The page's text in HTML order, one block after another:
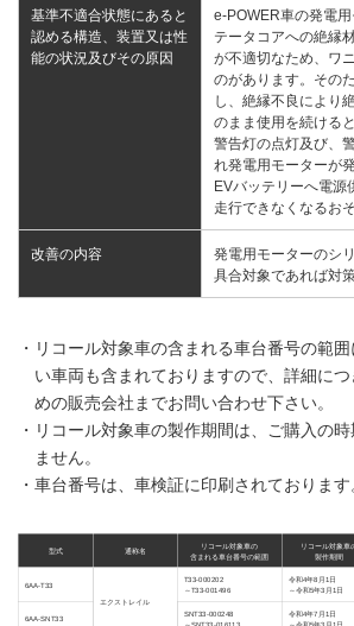
基準不適合状態にあると
認める構造、装置又は性
能の状況及びその原因
e-POWER車の発電
テータコアへの絶縁
が不適切なため、ワ
のがあります。その
し、絶縁不良により
のまま使用を続ける
警告灯の点灯及び、
れ発電用モーターが
EVバッテリーへ電源
走行できなくなるお
改善の内容
発電用モーターのシ
具合対象であれば対
・リコール対象車の含まれる車台番号の範
い車両も含まれておりますので、詳細に
めの販売会社までお問い合わせ下さい。
・リコール対象車の製作期間は、ご購入の
ません。
・車台番号は、車検証に印刷されております
型式 通称名
リコール対象車の
含まれる車台番号の範囲
リコール対象車
製作期間
6AA-T33
エクストレイル
T33-000202
～T33-001496
令和4年8月1日
～令和5年3月1日
6AA-SNT33
SNT33-000248
～SNT33-016113
令和4年7月1日
～令和5年3月1日